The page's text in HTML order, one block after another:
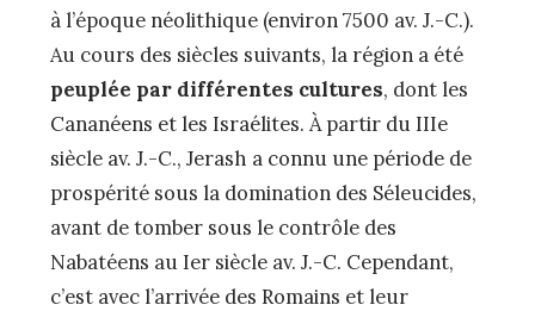
à l’époque néolithique (environ 7500 av. J.-C.).
Au cours des siècles suivants, la région a été
peuplée par différentes cultures, dont les
Cananéens et les Israélites. À partir du IIIe
siècle av. J.-C., Jerash a connu une période de
prospérité sous la domination des Séleucides,
avant de tomber sous le contrôle des
Nabatéens au Ier siècle av. J.-C. Cependant,
c’est avec l’arrivée des Romains et leur